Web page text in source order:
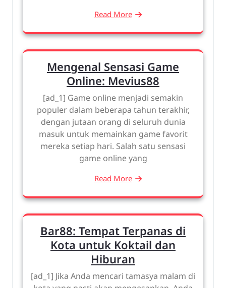
Read More
Mengenal Sensasi Game
Online: Mevius88
[ad_1] Game online menjadi semakin
populer dalam beberapa tahun terakhir,
dengan jutaan orang di seluruh dunia
masuk untuk memainkan game favorit
mereka setiap hari. Salah satu sensasi
game online yang
Read More
Bar88: Tempat Terpanas di
Kota untuk Koktail dan
Hiburan
[ad_1] Jika Anda mencari tamasya malam di